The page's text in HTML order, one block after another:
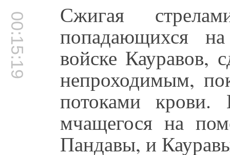
00:15:19 Сжигая
попадающихся
войске Кауравов,
непроходимым,
потоками крови.
мчащегося на
Пандавы, и